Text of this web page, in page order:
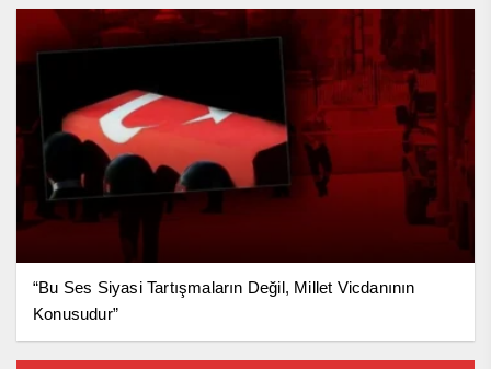
“Bu Ses Siyasi Tartışmaların Değil, Millet Vicdanının
Konusudur”